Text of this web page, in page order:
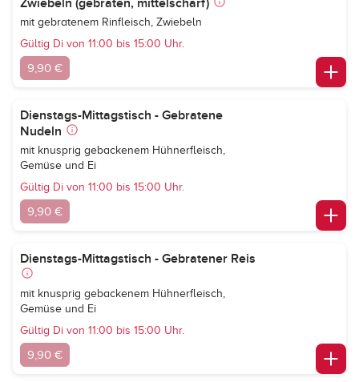
Zwiebeln (gebraten, mittelscharf)
mit gebratenem Rinfleisch, Zwiebeln
Gültig Di von 11:00 bis 15:00 Uhr.
9,90 €
Dienstags-Mittagstisch - Gebratene
Nudeln
mit knusprig gebackenem Hühnerfleisch,
Gemüse und Ei
Gültig Di von 11:00 bis 15:00 Uhr.
9,90 €
Dienstags-Mittagstisch - Gebratener Reis
mit knusprig gebackenem Hühnerfleisch,
Gemüse und Ei
Gültig Di von 11:00 bis 15:00 Uhr.
9,90 €